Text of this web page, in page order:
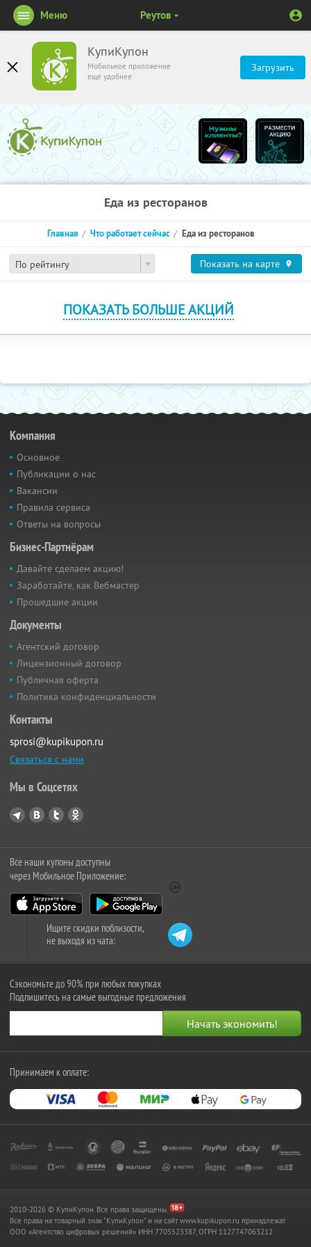
КупиКупон
Мобильное приложение
ещё удобнее
Загрузить
Меню Реутов
Еда из ресторанов
По рейтингу
Главная Что работает сейчас Еда из ресторанов
Показать на карте
ПОКАЗАТЬ БОЛЬШЕ АКЦИЙ
Компания
Основное
Публикации о нас
Вакансии
Правила сервиса
Ответы на вопросы
Бизнес-Партнёрам
Давайте сделаем акцию!
Заработайте, как Вебмастер
Прошедшие акции
Документы
Агентский договор
Лицензионный договор
Публичная оферта
Политика конфиденциальности
Контакты
sprosi@kupikupon.ru
Связаться с нами
Мы в Соцсетях
Все наши купоны доступны
через Мобильное Приложение:
Ищите скидки поблизости,
не выходя из чата:
Сэкономьте до 90% при любых покупках
Подпишитесь на самые выгодные предложения
Принимаем к оплате:
2010-2026 © КупиКупон. Все права защищены.
Все права на товарный знак "КупиКупон" и на сайт www.kupikupon.ru принадлежат
OOO «Агентство цифровых решений» ИНН 7705523387, ОГРН 1127747063212